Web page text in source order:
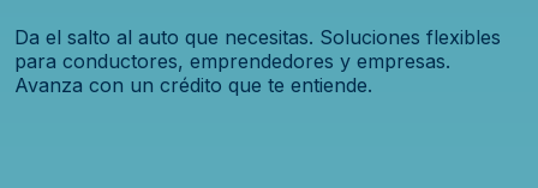
Da el salto al auto que necesitas. Soluciones flexibles
para conductores, emprendedores y empresas.
Avanza con un crédito que te entiende.